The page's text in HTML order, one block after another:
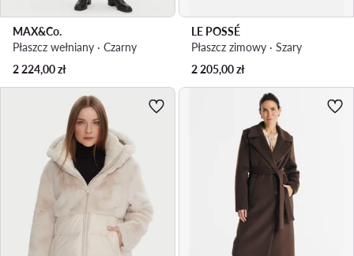
MAX&Co.
Płaszcz wełniany · Czarny
2 224,00zł
LE POSSÉ
Płaszcz zimowy · Szary
2 205,00zł